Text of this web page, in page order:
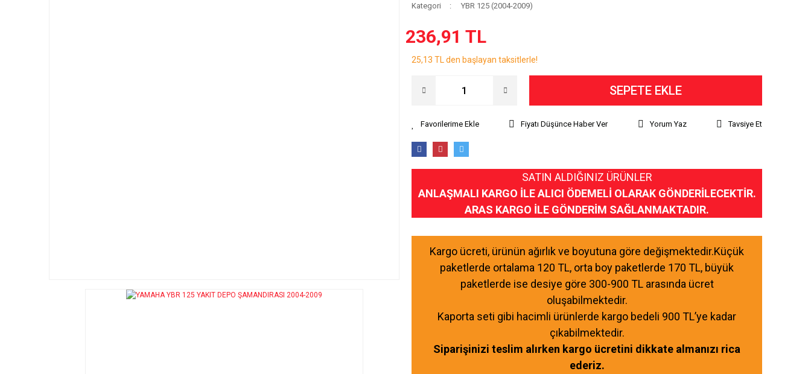
Kategori YBR 125 (2004-2009)
236,91 TL
25,13 TL den başlayan taksitlerle!
SEPETE EKLE
Fiyatı Düşünce Haber Ver Yorum Yaz Tavsiye Et
SATIN ALDIĞINIZ ÜRÜNLER
ANLAŞMALI KARGO İLE ALICI ÖDEMELİ OLARAK GÖNDERİLECEKTİR.
ARAS KARGO İLE GÖNDERİM SAĞLANMAKTADIR.
Kargo ücreti, ürünün ağırlık ve boyutuna göre değişmektedir.Küçük
paketlerde ortalama 120 TL, orta boy paketlerde 170 TL, büyük
paketlerde ise desiye göre 300-900 TL arasında ücret
oluşabilmektedir.
Kaporta seti gibi hacimli ürünlerde kargo bedeli 900 TL’ye kadar
çıkabilmektedir.
Siparişinizi teslim alırken kargo ücretini dikkate almanızı rica
ederiz.